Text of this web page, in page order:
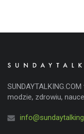
modzie, zdrowiu,